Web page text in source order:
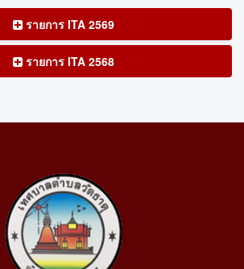
รายการ ITA 2569
รายการ ITA 2568